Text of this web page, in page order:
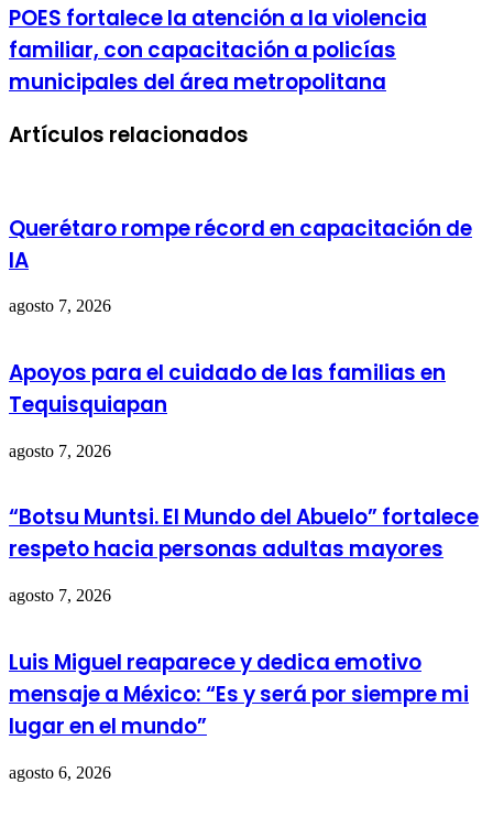
POES fortalece la atención a la violencia
familiar, con capacitación a policías
municipales del área metropolitana
Artículos relacionados
Querétaro rompe récord en capacitación de
IA
agosto 7, 2026
Apoyos para el cuidado de las familias en
Tequisquiapan
agosto 7, 2026
“Botsu Muntsi. El Mundo del Abuelo” fortalece
respeto hacia personas adultas mayores
agosto 7, 2026
Luis Miguel reaparece y dedica emotivo
mensaje a México: “Es y será por siempre mi
lugar en el mundo”
agosto 6, 2026